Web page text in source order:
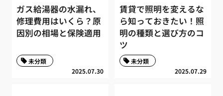
ガス給湯器の水漏れ、
修理費用はいくら？原
因別の相場と保険適用
2025.07.30
未分類
賃貸で照明を変えるな
ら知っておきたい！照
明の種類と選び方のコ
ツ
2025.07.29
未分類